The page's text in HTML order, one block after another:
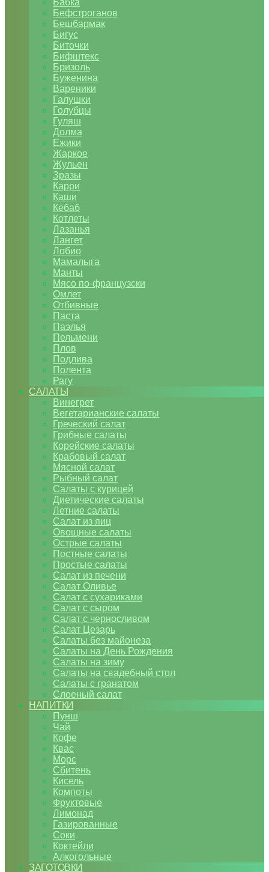
Бабка
Бефстроганов
Бешбармак
Бигус
Биточки
Бифштекс
Бризоль
Буженина
Вареники
Галушки
Голубцы
Гуляш
Долма
Ежики
Жаркое
Жульен
Зразы
Карри
Каши
Кебаб
Котлеты
Лазанья
Лангет
Лобио
Мамалыга
Манты
Мясо по-французски
Омлет
Отбивные
Паста
Паэлья
Пельмени
Плов
Подлива
Полента
Рагу
САЛАТЫ
Винегрет
Вегетарианские салаты
Греческий салат
Грибные салаты
Корейские салаты
Крабовый салат
Мясной салат
Рыбный салат
Салаты с курицей
Диетические салаты
Летние салаты
Салат из яиц
Овощные салаты
Острые салаты
Постные салаты
Простые салаты
Салат из печени
Салат Оливье
Салат с сухариками
Салат с сыром
Салат с черносливом
Салат Цезарь
Салаты без майонеза
Салаты на День Рождения
Салаты на зиму
Салаты на свадебный стол
Салаты с гранатом
Слоеный салат
НАПИТКИ
Пунш
Чай
Кофе
Квас
Морс
Сбитень
Кисель
Компоты
Фруктовые
Лимонад
Газированные
Соки
Коктейли
Алкогольные
ЗАГОТОВКИ